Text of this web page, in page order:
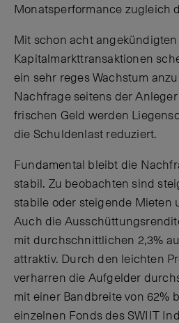
Monatsperformance zugleich
Mit schon acht angekündigten
Kapitalmarkttransaktionen
ein sehr reges Wachstum
Nachfrage seitens der
frischen Geld werden
die Schuldenlast reduziert.
Fundamental bleibt die
stabil. Zu beobachten sind
stabile oder steigende Mieten
Auch die
mit durchschnittlichen 2,3%
attraktiv. Durch den leichten
verharren die Aufgelder
mit einer Bandbreite von 62%
einzelnen Fonds des SWIIT